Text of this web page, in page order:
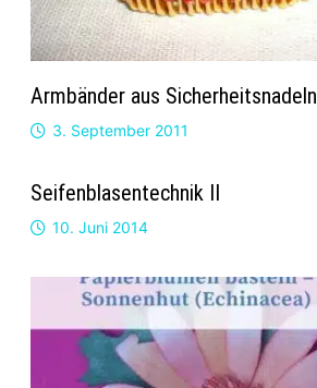
Armbänder aus Sicherheitsnadeln
3. September 2011
Seifenblasentechnik II
10. Juni 2014